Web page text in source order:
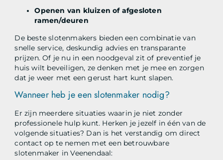
Openen van kluizen of afgesloten
ramen/deuren
De beste slotenmakers bieden een combinatie van
snelle service, deskundig advies en transparante
prijzen. Of je nu in een noodgeval zit of preventief je
huis wilt beveiligen, ze denken met je mee en zorgen
dat je weer met een gerust hart kunt slapen.
Wanneer heb je een slotenmaker nodig?
Er zijn meerdere situaties waarin je niet zonder
professionele hulp kunt. Herken je jezelf in één van de
volgende situaties? Dan is het verstandig om direct
contact op te nemen met een betrouwbare
slotenmaker in Veenendaal: